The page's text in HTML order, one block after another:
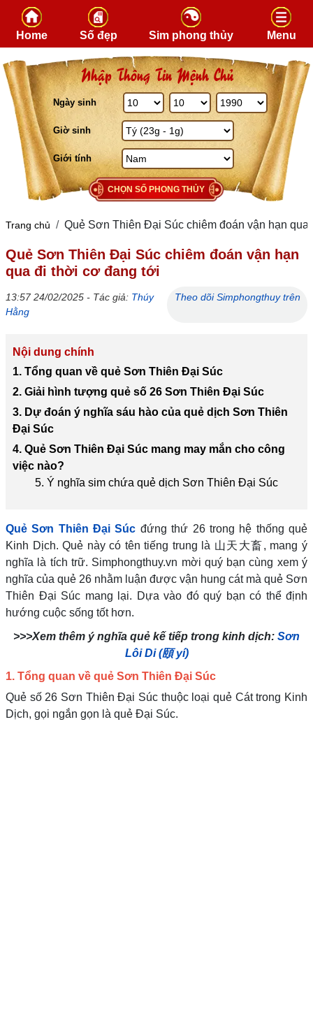
Skip to content
Home Số đẹp Sim phong thủy Menu
Nhập Thông Tin Mệnh Chủ
Ngày sinh
Giờ sinh
Giới tính
CHỌN SỐ PHONG THỦY
Trang chủ Quẻ Sơn Thiên Đại Súc chiêm đoán vận hạn
Quẻ Sơn Thiên Đại Súc chiêm đoán vận hạn
qua đi thời cơ đang tới
13:57 24/02/2025 - Tác giả: Thúy
Hằng
Theo dõi Simphongthuy trên
Nội dung chính
1. Tổng quan về quẻ Sơn Thiên Đại Súc
2. Giải hình tượng quẻ số 26 Sơn Thiên Đại Súc
3. Dự đoán ý nghĩa sáu hào của quẻ dịch Sơn Thiên
Đại Súc
4. Quẻ Sơn Thiên Đại Súc mang may mắn cho công
việc nào?
5. Ý nghĩa sim chứa quẻ dịch Sơn Thiên Đại Súc
Quẻ Sơn Thiên Đại Súc đứng thứ 26 trong hệ thống quẻ
Kinh Dịch. Quẻ này có tên tiếng trung là 山天大畜, mang ý
nghĩa là tích trữ. Simphongthuy.vn mời quý bạn cùng xem ý
nghĩa của quẻ 26 nhằm luận được vận hung cát mà quẻ Sơn
Thiên Đại Súc mang lại. Dựa vào đó quý bạn có thể định
hướng cuộc sống tốt hơn.
>>>Xem thêm ý nghĩa quẻ kế tiếp trong kinh dịch: Sơn
Lôi Di (頤 yí)
1. Tổng quan về quẻ Sơn Thiên Đại Súc
Quẻ số 26 Sơn Thiên Đại Súc thuộc loại quẻ Cát trong Kinh
Dịch, gọi ngắn gọn là quẻ Đại Súc.